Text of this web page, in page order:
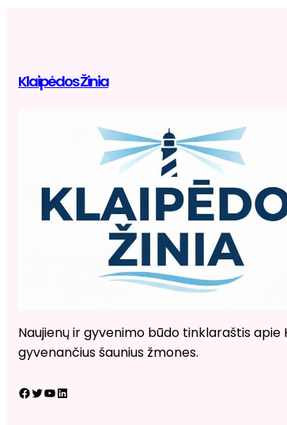
Klaipėdos Žinia
Naujienų ir gyvenimo būdo tinklaraštis apie
gyvenančius šaunius žmones.
Facebook Twitter YouTube LinkedIn